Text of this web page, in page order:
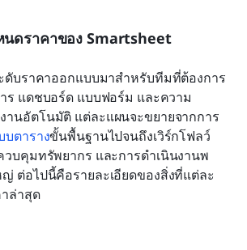
นดราคาของ Smartsheet
ดับราคาออกแบบมาสำหรับทีมที่ต้องการ
ร แดชบอร์ด แบบฟอร์ม และความ
านอัตโนมัติ แต่ละแผนจะขยายจากการ
บตารางขั้นพื้นฐานไปจนถึงเวิร์กโฟลว์
บคุมทรัพยากร และการดำเนินงานพ
ต่อไปนี้คือรายละเอียดของสิ่งที่แต่ละ
ล่าสุด